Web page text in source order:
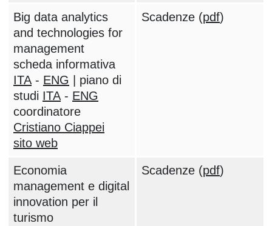
Big data analytics
and technologies for
management
scheda informativa
ITA- ENG | piano di
studi ITA- ENG
coordinatore
Cristiano Ciappei
sito web
Scadenze (pdf)
Economia
management e digital
innovation per il
turismo
Scadenze (pdf)